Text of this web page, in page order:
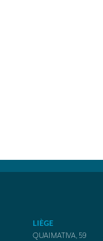
LIÈGE
QUAI MATIVA, 59